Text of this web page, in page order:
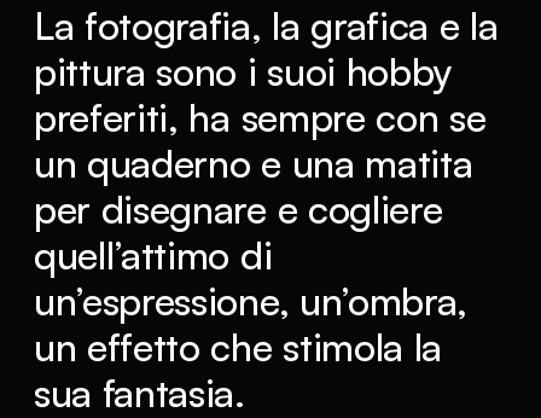
La fotografia, la grafica e la
pittura sono i suoi hobby
preferiti, ha sempre con se
un quaderno e una matita
per disegnare e cogliere
quell’attimo di
un’espressione, un’ombra,
un effetto che stimola la
sua fantasia.